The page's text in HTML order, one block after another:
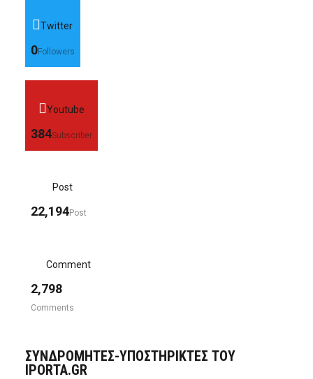
Twitter
0Followers
Youtube
384Subscriber
Post
22,194Post
Comment
2,798
Comments
ΣΥΝΔΡΟΜΗΤΈΣ-ΥΠΟΣΤΗΡΙΚΤΈΣ ΤΟΥ
IPORTA.GR